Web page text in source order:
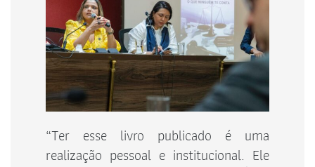
“Ter esse livro publicado é uma
realização pessoal e institucional. Ele